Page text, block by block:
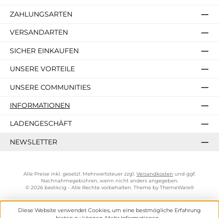
ZAHLUNGSARTEN
VERSANDARTEN
SICHER EINKAUFEN
UNSERE VORTEILE
UNSERE COMMUNITIES
INFORMATIONEN
LADENGESCHÄFT
NEWSLETTER
Alle Preise inkl. gesetzl. Mehrwertsteuer zzgl. Versandkosten und ggf.
Nachnahmegebühren, wenn nicht anders angegeben.
© 2026 best4cig - Alle Rechte vorbehalten. Theme by ThemeWare®
Diese Website verwendet Cookies, um eine bestmögliche Erfahrung